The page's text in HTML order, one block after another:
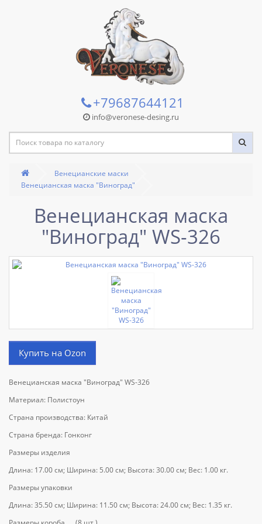
+79687644121
info@veronese-desing.ru
Венецианские маски
Венецианская маска "Виноград"
Венецианская маска
"Виноград" WS-326
Купить на Ozon
Венецианская маска "Виноград" WS-326
Материал: Полистоун
Страна производства: Китай
Страна бренда: Гонконг
Размеры изделия
Длина: 17.00 см; Ширина: 5.00 см; Высота: 30.00 см; Вес: 1.00 кг.
Размеры упаковки
Длина: 35.50 см; Ширина: 11.50 см; Высота: 24.00 см; Вес: 1.35 кг.